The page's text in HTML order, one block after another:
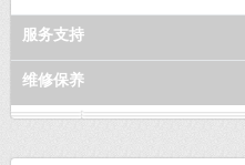
服务支持
维修保养